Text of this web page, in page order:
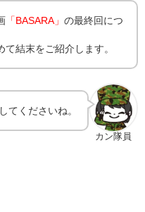
「BASARA」の最終回につ
結末をご紹介します。
カン隊員
てくださいね。